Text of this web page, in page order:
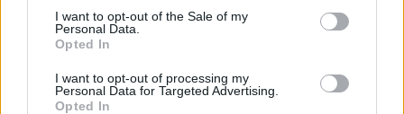
consent section.
I want to opt-out of the Sale of my
Personal Data.
Opted In
I want to opt-out of processing my
Personal Data for Targeted Advertising.
Opted In